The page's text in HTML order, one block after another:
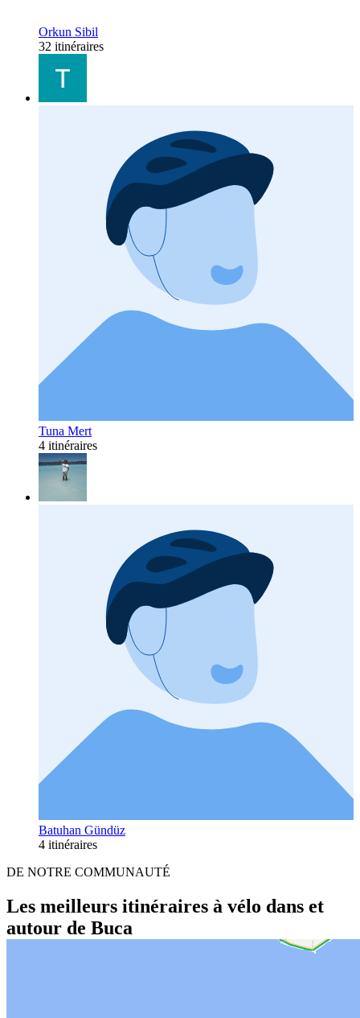
Orkun Sibil
32 itinéraires
Tuna Mert
4 itinéraires
Batuhan Gündüz
4 itinéraires
DE NOTRE COMMUNAUTÉ
Les meilleurs itinéraires à vélo dans et
autour de Buca